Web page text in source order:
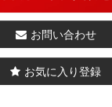
お問い合わせ
お気に入り登録